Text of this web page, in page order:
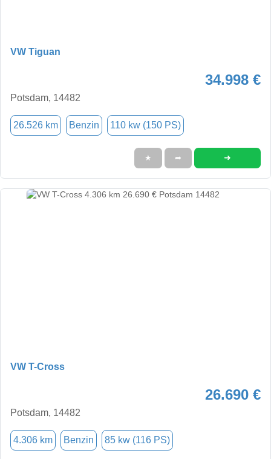
VW Tiguan
34.998 €
Potsdam, 14482
26.526 km Benzin 110 kw (150 PS)
★ ➦ ➜
VW T-Cross
26.690 €
Potsdam, 14482
4.306 km Benzin 85 kw (116 PS)